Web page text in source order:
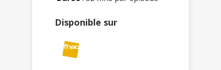
Disponible sur